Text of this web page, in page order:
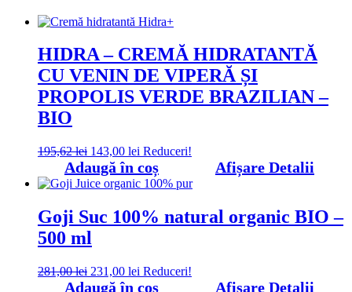
HIDRA – CREMĂ HIDRATANTĂ
CU VENIN DE VIPERĂ ȘI
PROPOLIS VERDE BRAZILIAN –
BIO
195,62lei Prețul
inițial
a
fost:
143,00 lei Prețul
curent
este:
143,00 lei.
Reduceri!
Adaugă în coș Afișare Detalii
Goji Suc 100% natural organic BIO –
500 ml
281,00lei Prețul
inițial
231,00 lei Prețul
curent
Reduceri!
Adaugă în coș Afișare Detalii